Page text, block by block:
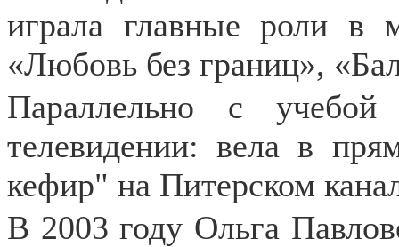
играла главные роли в
«Любовь без границ»,
Параллельно с
телевидении: вела в
кефир" на Питерском
В 2003 году Ольга